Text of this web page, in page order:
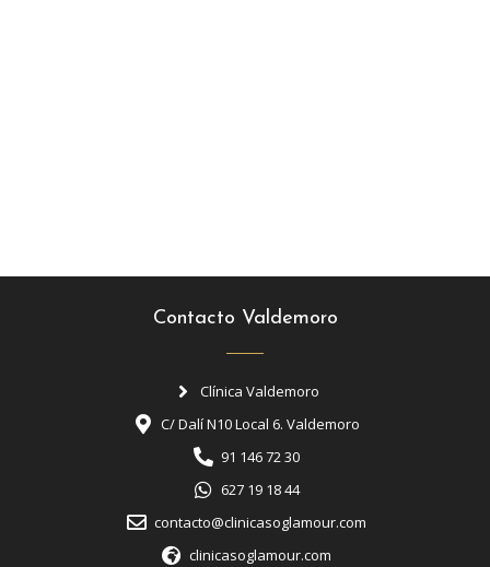
Contacto Valdemoro
Clínica Valdemoro
C/ Dalí N10 Local 6. Valdemoro
91 146 72 30
627 19 18 44
contacto@clinicasoglamour.com
clinicasoglamour.com